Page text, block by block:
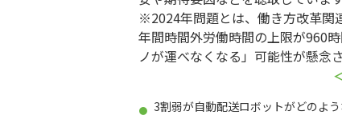
※2024年問題とは、働き方改革関
年間時間外労働時間の上限が960
ノが運べなくなる」可能性が懸念
3割弱が自動配送ロボットがどのよ